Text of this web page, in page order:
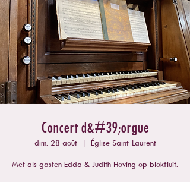
Concert d&#39;orgue
dim. 28 août
  |
Église Saint-Laurent
Met als gasten Edda & Judith Hoving op blokfluit.